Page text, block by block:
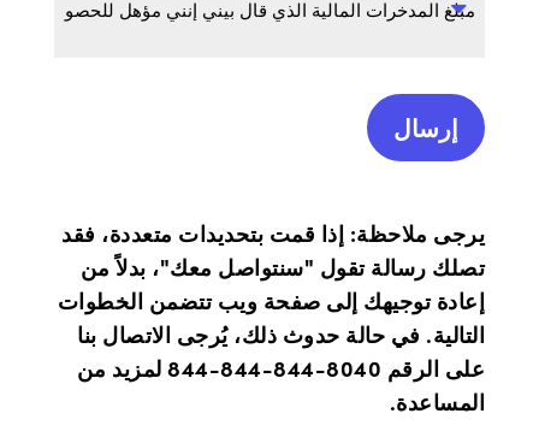
يرجى ملاحظة: إذا قمت بتحديدات متعددة، فقد
تصلك رسالة تقول "سنتواصل معك"، بدلاً من
إعادة توجيهك إلى صفحة ويب تتضمن الخطوات
التالية. في حالة حدوث ذلك، يُرجى الاتصال بنا
على الرقم 8040-844-844-844 لمزيد من
المساعدة.